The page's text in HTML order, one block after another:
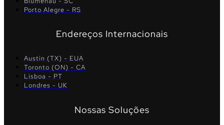
Porto Alegre - RS
Endereços Internacionais
Austin (TX) - EUA
Toronto (ON) - CA
Lisboa - PT
Londres - UK
Nossas Soluções